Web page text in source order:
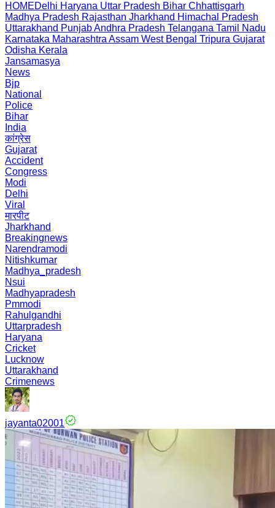
HOMEDelhi Haryana Uttar Pradesh Bihar Chhattisgarh
Madhya Pradesh Rajasthan Jharkhand Himachal Pradesh
Uttarakhand PunjabAndhra Pradesh Telangana Tamil Nadu
Karnataka Maharashtra Assam West Bengal Tripura Gujarat
Odisha Kerala
Jansamasya
News
Bjp
National
Police
Bihar
India
कांग्रेस
Gujarat
Accident
Congress
Modi
Delhi
Viral
मारपीट
Jharkhand
Breakingnews
Narendramodi
Nitishkumar
Madhya_pradesh
Nsui
Madhyapradesh
Pmmodi
Rahulgandhi
Uttarpradesh
Haryana
Cricket
Lucknow
Uttarakhand
Crimenews
jayanta02001